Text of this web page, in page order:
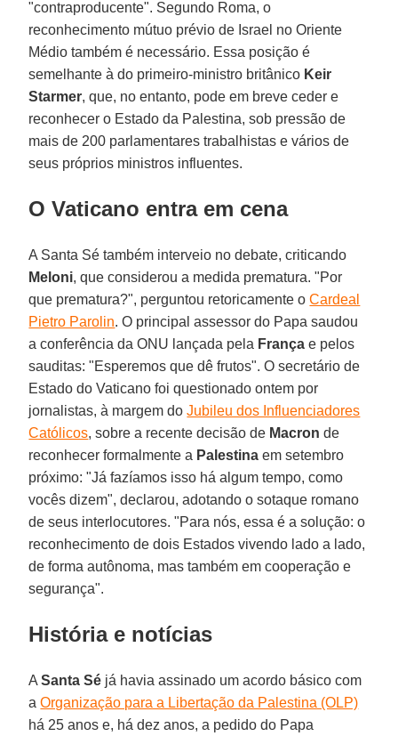
"contraproducente". Segundo Roma, o
reconhecimento mútuo prévio de Israel no Oriente
Médio também é necessário. Essa posição é
semelhante à do primeiro-ministro britânico Keir
Starmer, que, no entanto, pode em breve ceder e
reconhecer o Estado da Palestina, sob pressão de
mais de 200 parlamentares trabalhistas e vários de
seus próprios ministros influentes.
O Vaticano entra em cena
A Santa Sé também interveio no debate, criticando
Meloni, que considerou a medida prematura. "Por
que prematura?", perguntou retoricamente oCardeal
Pietro Parolin. O principal assessor do Papa saudou
a conferência da ONU lançada pela França e pelos
sauditas: "Esperemos que dê frutos". O secretário de
Estado do Vaticano foi questionado ontem por
jornalistas, à margem doJubileu dos Influenciadores
Católicos, sobre a recente decisão de Macron de
reconhecer formalmente a Palestina em setembro
próximo: "Já fazíamos isso há algum tempo, como
vocês dizem", declarou, adotando o sotaque romano
de seus interlocutores. "Para nós, essa é a solução: o
reconhecimento de dois Estados vivendo lado a lado,
de forma autônoma, mas também em cooperação e
segurança".
História e notícias
ASanta Sé já havia assinado um acordo básico com
aOrganização para a Libertação da Palestina (OLP)
há 25 anos e, há dez anos, a pedido do Papa